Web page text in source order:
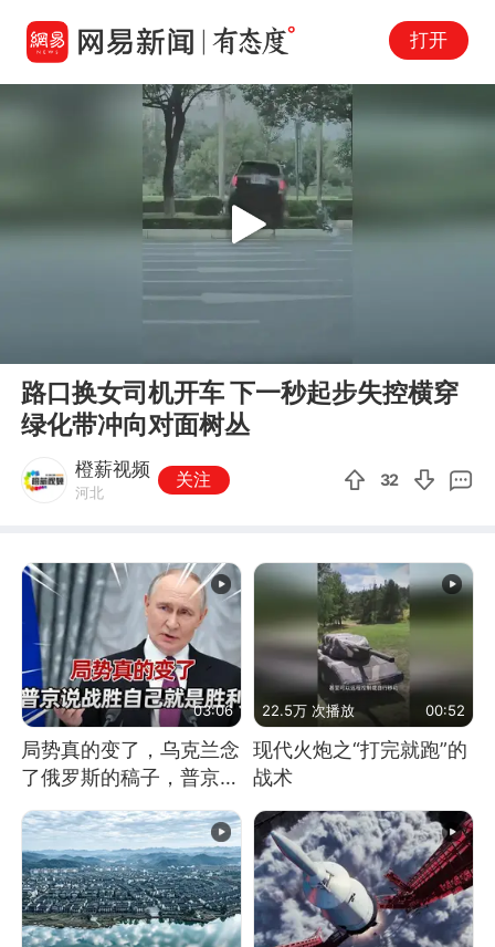
打开
Play
路口换女司机开车 下一秒起步失控横穿
绿化带冲向对面树丛
橙薪视频
河北
关注 32
03:06
局势真的变了，乌克兰念
了俄罗斯的稿子，普京说
战胜自己就是胜利
22.5万 次播放 00:52
现代火炮之“打完就跑”的
战术